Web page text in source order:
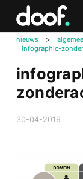
nieuws >
infographic-
30-04-2019
Doof.nl